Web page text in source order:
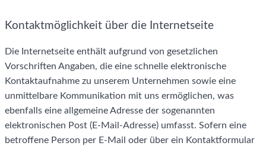
Kontaktmöglichkeit über die Internetseite
Die Internetseite enthält aufgrund von gesetzlichen
Vorschriften Angaben, die eine schnelle elektronische
Kontaktaufnahme zu unserem Unternehmen sowie eine
unmittelbare Kommunikation mit uns ermöglichen, was
ebenfalls eine allgemeine Adresse der sogenannten
elektronischen Post (E-Mail-Adresse) umfasst. Sofern eine
betroffene Person per E-Mail oder über ein Kontaktformular